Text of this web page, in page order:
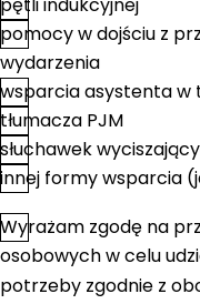
pomocy w dojściu z
wydarzenia
wsparcia asystenta w
tłumacza PJM
słuchawek
innej formy wsparcia
Zgoda*
Wyrażam zgodę na
osobowych w celu
potrzeby zgodnie z